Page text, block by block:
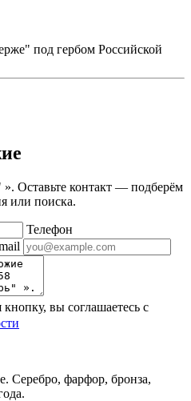
под гербом Российской
Оставьте контакт — подберём
или поиска.
Телефон
вы соглашаетесь с
Серебро, фарфор, бронза,